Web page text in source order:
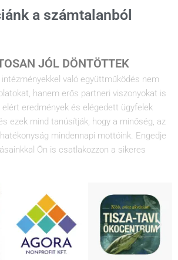
a számtalanból
JÓL DÖNTÖTTEK
való együttműködés nem
hanem erős partneri viszonyokat is
eredmények és elégedett ügyfelek
ezek mind tanúsítják, hogy a minőség, az
mindennapi mottóink. Engedje
Ön is csatlakozzon a sikeres